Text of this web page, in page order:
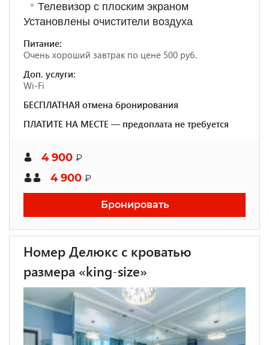
Телевизор с плоским экраном
Установлены очистители воздуха
Питание:
Очень хороший завтрак по цене 500 руб.
Доп. услуги:
Wi-Fi
БЕСПЛАТНАЯ отмена бронирования
ПЛАТИТЕ НА МЕСТЕ — предоплата не требуется
4 900 ₽
4 900 ₽
Бронировать
Номер Делюкс с кроватью
размера «king-size»